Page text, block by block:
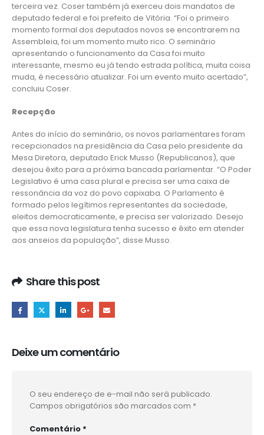
terceira vez. Coser também já exerceu dois mandatos de
deputado federal e foi prefeito de Vitória. “Foi o primeiro
momento formal dos deputados novos se encontrarem na
Assembleia, foi um momento muito rico. O seminário
apresentando o funcionamento da Casa foi muito
interessante, mesmo eu já tendo estrada política, muita coisa
muda, é necessário atualizar. Foi um evento muito acertado”,
concluiu Coser.
Recepção
Antes do início do seminário, os novos parlamentares foram
recepcionados na presidência da Casa pelo presidente da
Mesa Diretora, deputado Erick Musso (Republicanos), que
desejou êxito para a próxima bancada parlamentar. “O Poder
Legislativo é uma casa plural e precisa ser uma caixa de
ressonância da voz do povo capixaba. O Parlamento é
formado pelos legítimos representantes da sociedade,
eleitos democraticamente, e precisa ser valorizado. Desejo
que essa nova legislatura tenha sucesso e êxito em atender
aos anseios da população”, disse Musso.
Share this post
Deixe um comentário
O seu endereço de e-mail não será publicado.
Campos obrigatórios são marcados com *
Comentário *